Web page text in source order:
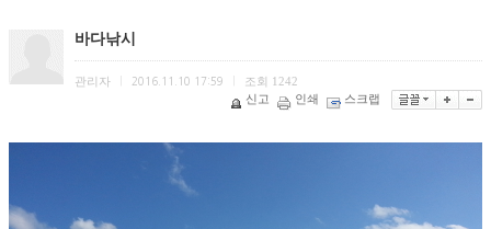
바다낚시
관리자 2016.11.10 17:59 조회 1242
신고
인쇄 스크랩